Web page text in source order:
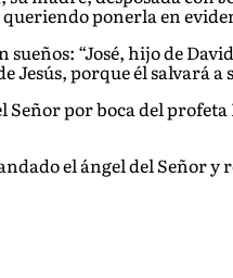
ponerla en
sueños: “José, hijo de
Jesús, porque él salvará a
por boca del profeta
el ángel del Señor y